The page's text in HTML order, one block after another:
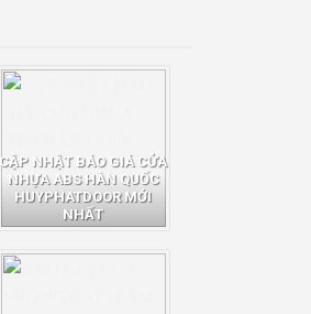
CẬP NHẬT BÁO GIÁ CỬA
NHỰA ABS HÀN QUỐC
HUYPHATDOOR MỚI
NHẤT